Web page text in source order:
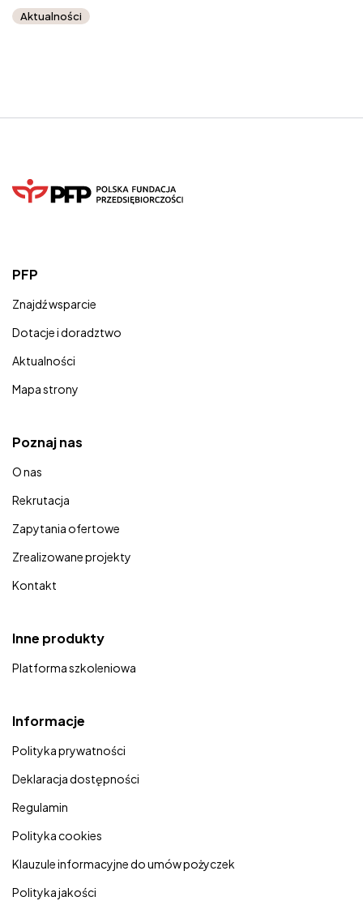
Aktualności
PFP
Znajdź wsparcie
Dotacje i doradztwo
Aktualności
Mapa strony
Poznaj nas
O nas
Rekrutacja
Zapytania ofertowe
Zrealizowane projekty
Kontakt
Inne produkty
Platforma szkoleniowa
Informacje
Polityka prywatności
Deklaracja dostępności
Regulamin
Polityka cookies
Klauzule informacyjne do umów pożyczek
Polityka jakości